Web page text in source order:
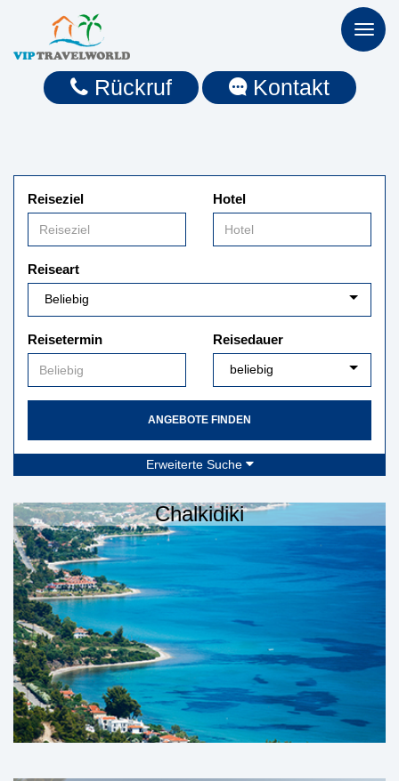
Toggle
Rückruf Kontakt
Reiseziel Hotel
Reiseart
Reisetermin Reisedauer
ANGEBOTE FINDEN
Erweiterte Suche
Chalkidiki